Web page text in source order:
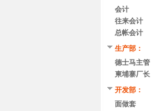
会计
往来会计
总帐会计
生产部：
德士马主管
柬埔寨厂长
开发部：
面做套